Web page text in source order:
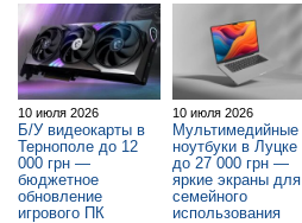
10 июля 2026
Б/У видеокарты в
Тернополе до 12
000 грн —
бюджетное
обновление
игрового ПК
10 июля 2026
Мультимедийные
ноутбуки в Луцке
до 27 000 грн —
яркие экраны для
семейного
использования